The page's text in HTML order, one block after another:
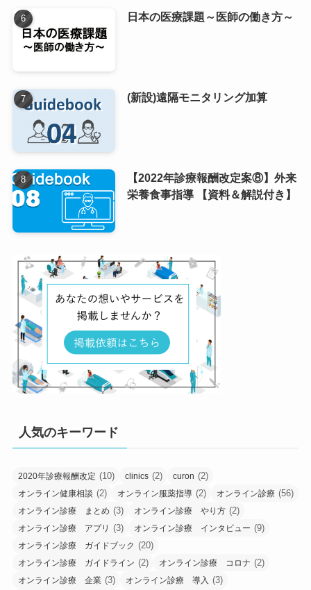
日本の医療課題～医師の働き方～
(新設)遠隔モニタリング加算
【2022年診療報酬改定案⑧】外来
栄養食事指導 【資料＆解説付き】
人気のキーワード
2020年診療報酬改定 (10) clinics (2) curon (2)
オンライン健康相談 (2) オンライン服薬指導 (2) オンライン診療 (56)
オンライン診療 まとめ (3) オンライン診療 やり方 (2)
オンライン診療 アプリ (3) オンライン診療 インタビュー (9)
オンライン診療 ガイドブック (20)
オンライン診療 ガイドライン (2) オンライン診療 コロナ (2)
オンライン診療 企業 (3) オンライン診療 導入 (3)